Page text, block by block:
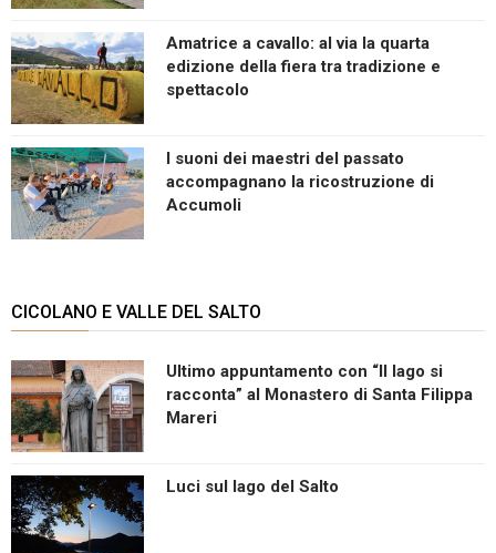
Amatrice a cavallo: al via la quarta
edizione della fiera tra tradizione e
spettacolo
I suoni dei maestri del passato
accompagnano la ricostruzione di
Accumoli
CICOLANO E VALLE DEL SALTO
Ultimo appuntamento con “Il lago si
racconta” al Monastero di Santa Filippa
Mareri
Luci sul lago del Salto